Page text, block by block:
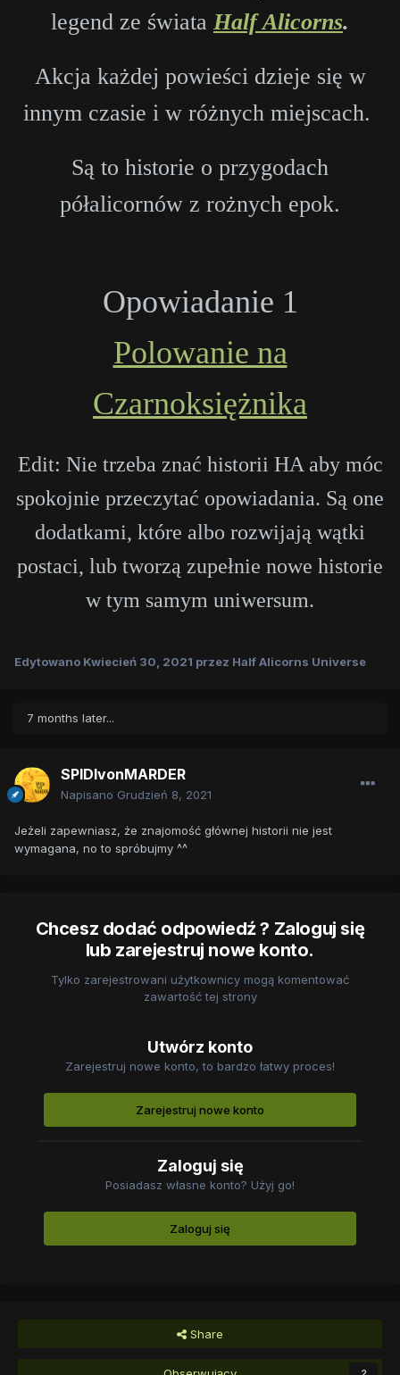
legend ze świata Half Alicorns.
Akcja każdej powieści dzieje się w
innym czasie i w różnych miejscach.
Są to historie o przygodach
półalicornów z rożnych epok.
Opowiadanie 1
Polowanie na
Czarnoksiężnika
Edit: Nie trzeba znać historii HA aby móc
spokojnie przeczytać opowiadania. Są one
dodatkami, które albo rozwijają wątki
postaci, lub tworzą zupełnie nowe historie
w tym samym uniwersum.
Edytowano Kwiecień 30, 2021 przez Half Alicorns Universe
7 months later...
SPIDIvonMARDER
Napisano Grudzień 8, 2021
Jeżeli zapewniasz, że znajomość głównej historii nie jest
wymagana, no to spróbujmy ^^
Chcesz dodać odpowiedź ? Zaloguj się
lub zarejestruj nowe konto.
Tylko zarejestrowani użytkownicy mogą komentować
zawartość tej strony
Utwórz konto
Zarejestruj nowe konto, to bardzo łatwy proces!
Zarejestruj nowe konto
Zaloguj się
Posiadasz własne konto? Użyj go!
Zaloguj się
Share